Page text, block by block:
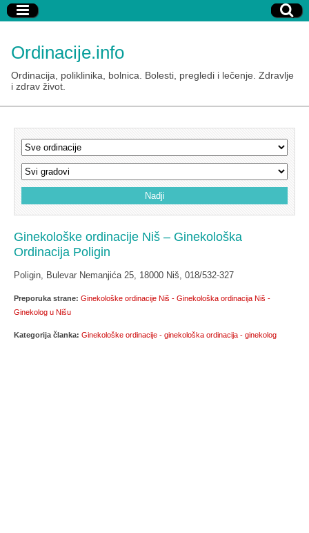
Ordinacije.info
Ordinacija, poliklinika, bolnica. Bolesti, pregledi i lečenje. Zdravlje
i zdrav život.
Ginekološke ordinacije Niš – Ginekološka
Ordinacija Poligin
Poligin, Bulevar Nemanjića 25, 18000 Niš, 018/532-327
Preporuka strane: Ginekološke ordinacije Niš - Ginekološka ordinacija Niš -
Ginekolog u Nišu
Kategorija članka: Ginekološke ordinacije - ginekološka ordinacija - ginekolog